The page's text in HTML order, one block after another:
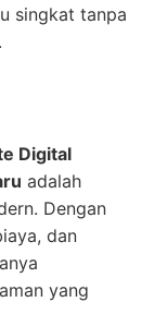
singkat tanpa
Digital
adalah
Dengan
dan
yang